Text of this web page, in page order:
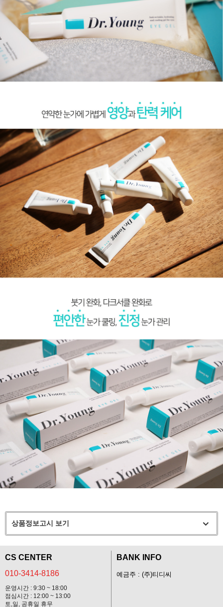
상품정보고시 보기
CS CENTER
010-3414-8186
운영시간 : 9:30 ~ 18:00
점심시간 : 12:00 ~ 13:00
토,일, 공휴일 휴무
BANK INFO
예금주 : (주)티디씨